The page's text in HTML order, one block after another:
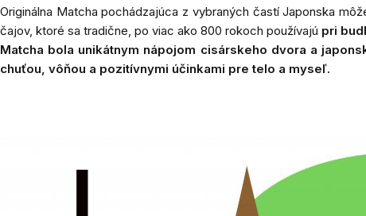
Originálna Matcha pochádzajúca z vybraných častí Japonska
čajov, ktoré sa tradične, po viac ako 800 rokoch používajú pri
Matcha bola unikátnym nápojom cisárskeho dvora a
chuťou, vôňou a pozitívnymi účinkami pre telo a myseľ.